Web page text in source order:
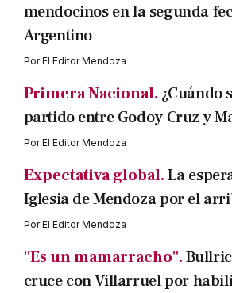
mendocinos en la segunda
Argentino
PorEl Editor Mendoza
Primera Nacional. ¿Cuándo
partido entre Godoy Cruz y
PorEl Editor Mendoza
Expectativa global.La
Iglesia de Mendoza por el
PorEl Editor Mendoza
"Es un mamarracho".
cruce con Villarruel por